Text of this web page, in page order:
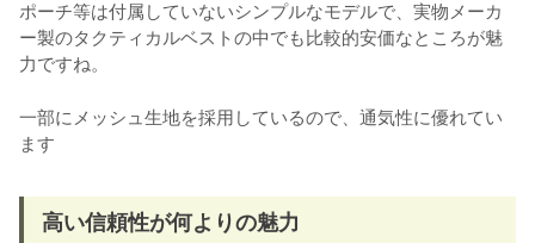
ポーチ等は付属していないシンプルなモデルで、実物メーカ
ー製のタクティカルベストの中でも比較的安価なところが魅
力ですね。
一部にメッシュ生地を採用しているので、通気性に優れてい
ます
高い信頼性が何よりの魅力